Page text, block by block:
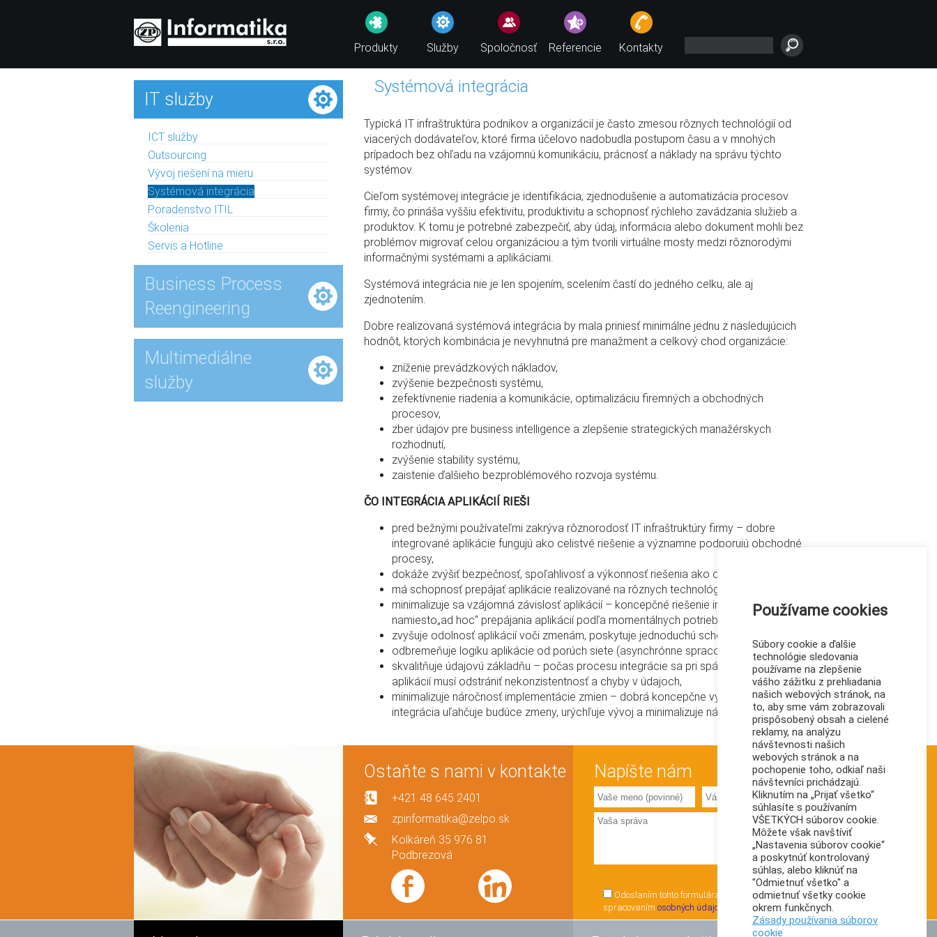
Produkty Služby Spoločnosť Referencie Kontakty
IT služby
ICT služby
Outsourcing
Vývoj riešení na mieru
Systémová integrácia
Poradenstvo ITIL
Školenia
Servis a Hotline
Business Process
Reengineering
Multimediálne
služby
Systémová integrácia
Typická IT infraštruktúra podnikov a organizácií je často zmesou rôznych technológií od
viacerých dodávateľov, ktoré firma účelovo nadobudla postupom času a v mnohých
prípadoch bez ohľadu na vzájomnú komunikáciu, prácnosť a náklady na správu týchto
systémov.
Cieľom systémovej integrácie je identifikácia, zjednodušenie a automatizácia procesov
firmy, čo prináša vyššiu efektivitu, produktivitu a schopnosť rýchleho zavádzania služieb a
produktov. K tomu je potrebné zabezpečiť, aby údaj, informácia alebo dokument mohli bez
problémov migrovať celou organizáciou a tým tvorili virtuálne mosty medzi rôznorodými
informačnými systémami a aplikáciami.
Systémová integrácia nie je len spojením, scelením častí do jedného celku, ale aj
zjednotením.
Dobre realizovaná systémová integrácia by mala priniesť minimálne jednu z nasledujúcich
hodnôt, ktorých kombinácia je nevyhnutná pre manažment a celkový chod organizácie:
zníženie prevádzkových nákladov,
zvýšenie bezpečnosti systému,
zefektívnenie riadenia a komunikácie, optimalizáciu firemných a obchodných
procesov,
zber údajov pre business intelligence a zlepšenie strategických manažérskych
rozhodnutí,
zvýšenie stability systému,
zaistenie ďalšieho bezproblémového rozvoja systému.
ČO INTEGRÁCIA APLIKÁCIÍ RIEŠI
pred bežnými používateľmi zakrýva rôznorodosť IT infraštruktúry firmy – dobre
integrované aplikácie fungujú ako celistvé riešenie a významne podporujú obchodné
procesy,
dokáže zvýšiť bezpečnosť, spoľahlivosť a výkonnosť riešenia ako celku,
má schopnosť prepájať aplikácie realizované na rôznych technológiách,
minimalizuje sa vzájomná závislosť aplikácií – koncepčné riešenie integráciou
namiesto„ad hoc“ prepájania aplikácií podľa momentálnych potrieb
zvyšuje odolnosť aplikácií voči zmenám, poskytuje jednoduchú schému komunikácie,
odbremeňuje logiku aplikácie od porúch siete (asynchrónne spracovanie a pod.),
skvalitňuje údajovú základňu – počas procesu integrácie sa pri spájaní rôznych
aplikácií musí odstrániť nekonzistentnosť a chyby v údajoch,
minimalizuje náročnosť implementácie zmien – dobrá koncepčne vykonaná
integrácia uľahčuje budúce zmeny, urýchľuje vývoj a minimalizuje náklady.
Ostaňte s nami v kontakte
+421 48 645 2401
zpinformatika@zelpo.sk
Kolkáreň 35 976 81
Podbrezová
Napíšte nám
Odoslaním tohto formulára súhlasím so
spracovaním osobných údajov
Používame cookies
Súbory cookie a ďalšie
technológie sledovania
používame na zlepšenie
vášho zážitku z prehliadania
našich webových stránok, na
to, aby sme vám zobrazovali
prispôsobený obsah a cielené
reklamy, na analýzu
návštevnosti našich
webových stránok a na
pochopenie toho, odkiaľ naši
návštevníci prichádzajú.
Kliknutím na „Prijať všetko“
súhlasíte s používaním
VŠETKÝCH súborov cookie.
Môžete však navštíviť
„Nastavenia súborov cookie“
a poskytnúť kontrolovaný
súhlas, alebo kliknúť na
"Odmietnuť všetko" a
odmietnuť všetky cookie
okrem funkčnych.
Zásady používania súborov
cookie